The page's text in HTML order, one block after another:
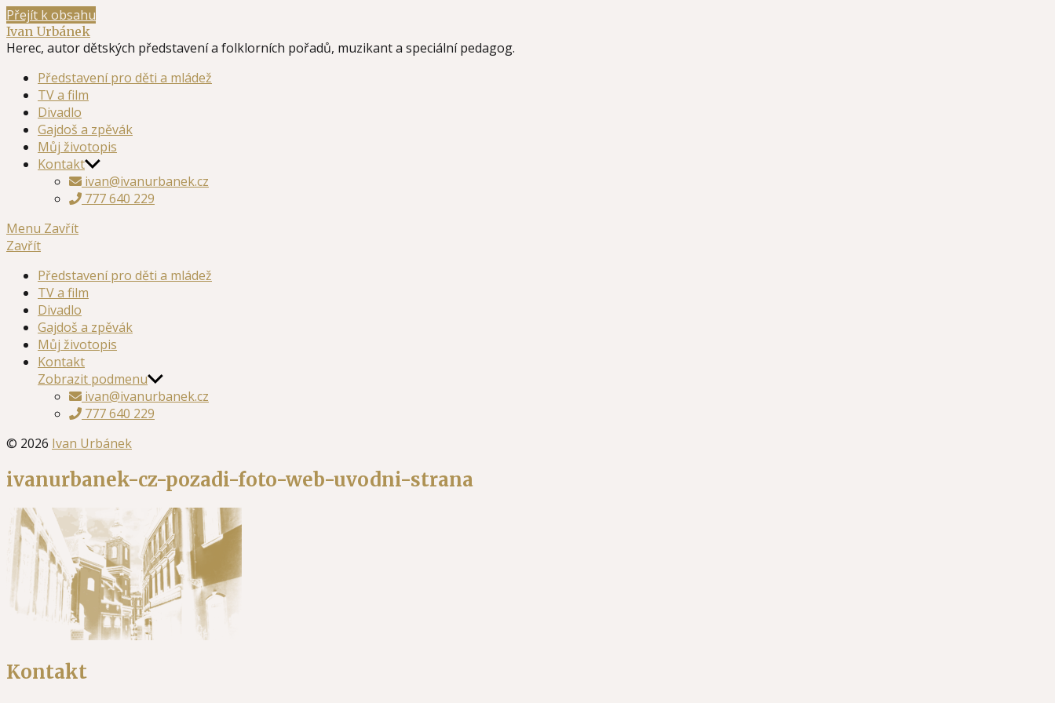
Přejít k obsahu
Ivan Urbánek
Herec, autor dětských představení a folklorních pořadů, muzikant a speciální pedagog.
Představení pro děti a mládež
TV a film
Divadlo
Gajdoš a zpěvák
Můj životopis
Kontakt
ivan@ivanurbanek.cz
777 640 229
Menu Zavřít
Zavřít
Představení pro děti a mládež
TV a film
Divadlo
Gajdoš a zpěvák
Můj životopis
Kontakt
Zobrazit podmenu
ivan@ivanurbanek.cz
777 640 229
© 2026 Ivan Urbánek
ivanurbanek-cz-pozadi-foto-web-uvodni-strana
Kontakt